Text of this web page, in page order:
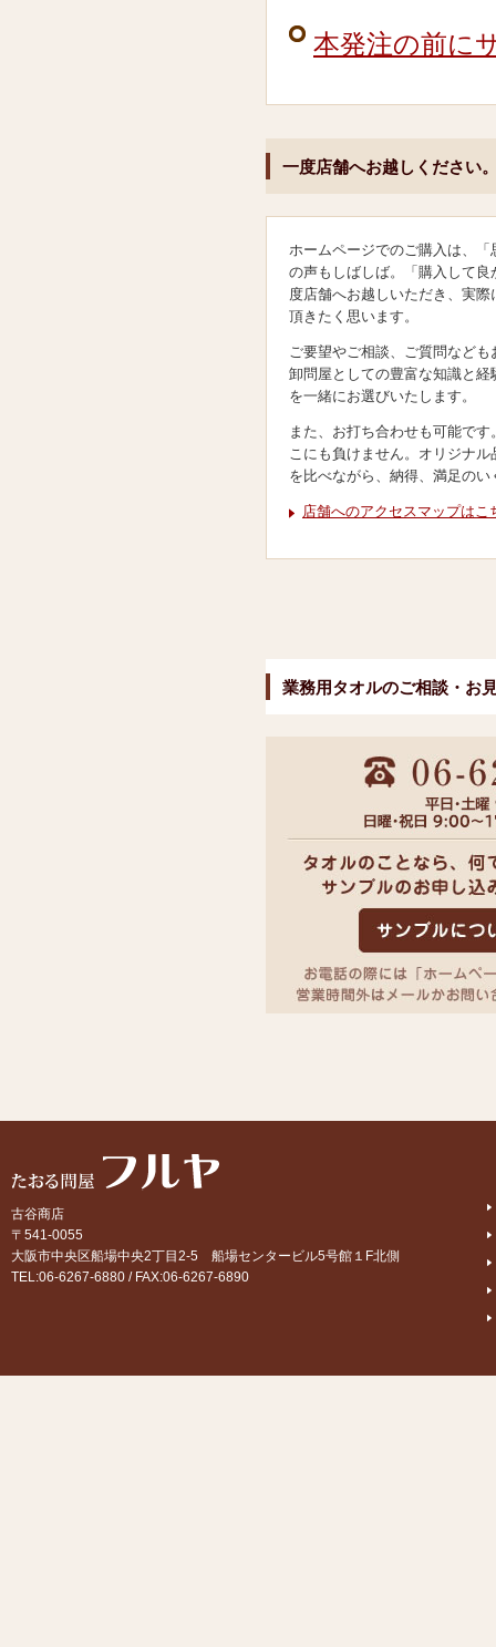
本発注の前に
一度店舗へお越しください
ホームページでのご購入は、
の声もしばしば。「購入して
度店舗へお越しいただき、実
頂きたく思います。
ご要望やご相談、ご質問など
卸問屋としての豊富な知識と
を一緒にお選びいたします。
また、お打ち合わせも可能で
こにも負けません。オリジナ
を比べながら、納得、満足の
店舗へのアクセスマップはこ
業務用タオルのご相談・お
古谷商店
〒541-0055
大阪市中央区船場中央2丁目2-5 船場センタービル5号館１F北側
TEL:06-6267-6880 / FAX:06-6267-6890